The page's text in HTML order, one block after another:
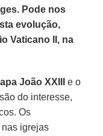
Pode nos
evolução,
Vaticano II, na
João XXIII
e o
do interesse,
Os
nas igrejas